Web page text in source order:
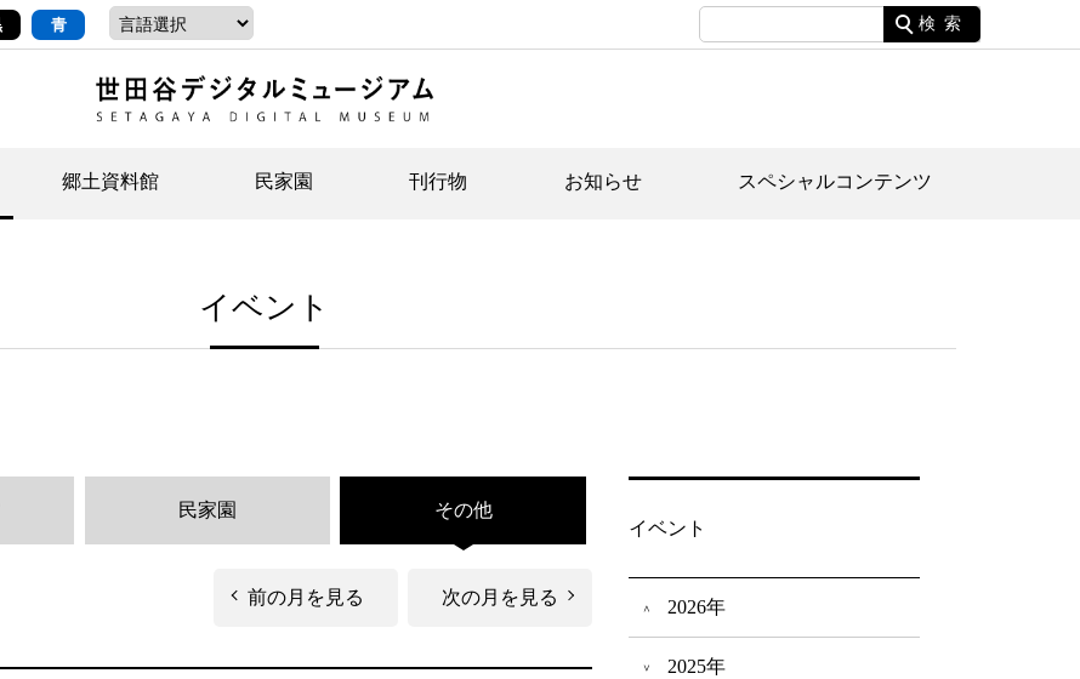
青 検索
郷土資料館
イベント
民家園
イベント
刊行物 お知らせ スペシャルコンテンツ
ジュニア講座
イベント
民家園 その他
前の月を見る 次の月を見る
イベント
2026年
2025年